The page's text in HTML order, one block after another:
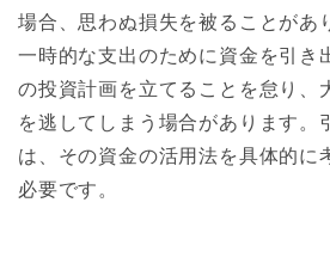
場合、思わぬ損失を被ることがあ
一時的な支出のために資金を引き
の投資計画を立てることを怠り、
を逃してしまう場合があります。
は、その資金の活用法を具体的に
必要です。